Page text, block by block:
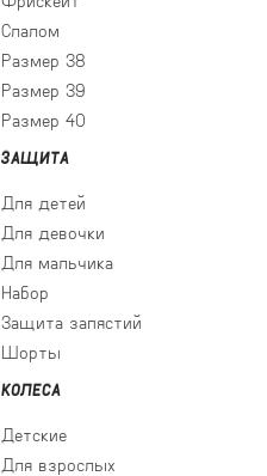
Слалом
Размер 38
Размер 39
Размер 40
ЗАЩИТА
Для детей
Для девочки
Для мальчика
Набор
Защита запястий
Шорты
КОЛЕСА
Детские
Для взрослых